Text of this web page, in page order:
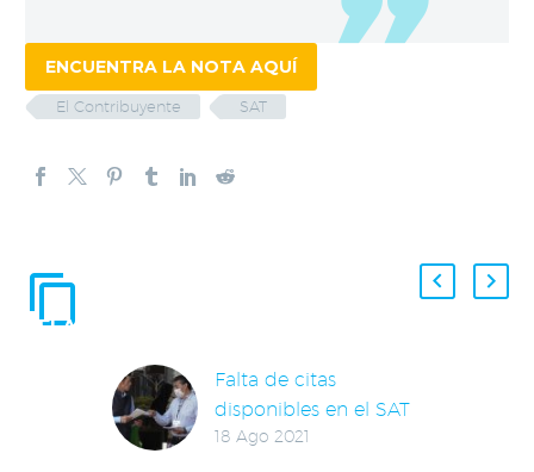
ENCUENTRA LA NOTA AQUÍ
El Contribuyente SAT
RELACIONADAS
Falta de citas
disponibles en el SAT
genera mercado
18 Ago 2021